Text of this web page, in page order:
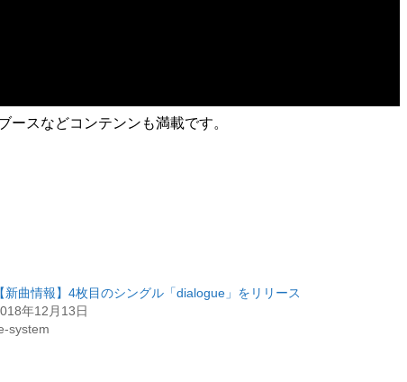
スなどコンテンンも満載です。
【新曲情報】4枚目のシングル「dialogue」をリリース
年12月13日
system